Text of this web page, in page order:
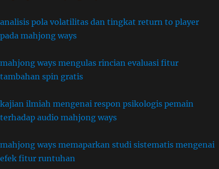
analisis pola volatilitas dan tingkat return to player
pada mahjong ways
mahjong ways mengulas rincian evaluasi fitur
tambahan spin gratis
kajian ilmiah mengenai respon psikologis pemain
terhadap audio mahjong ways
mahjong ways memaparkan studi sistematis mengenai
efek fitur runtuhan